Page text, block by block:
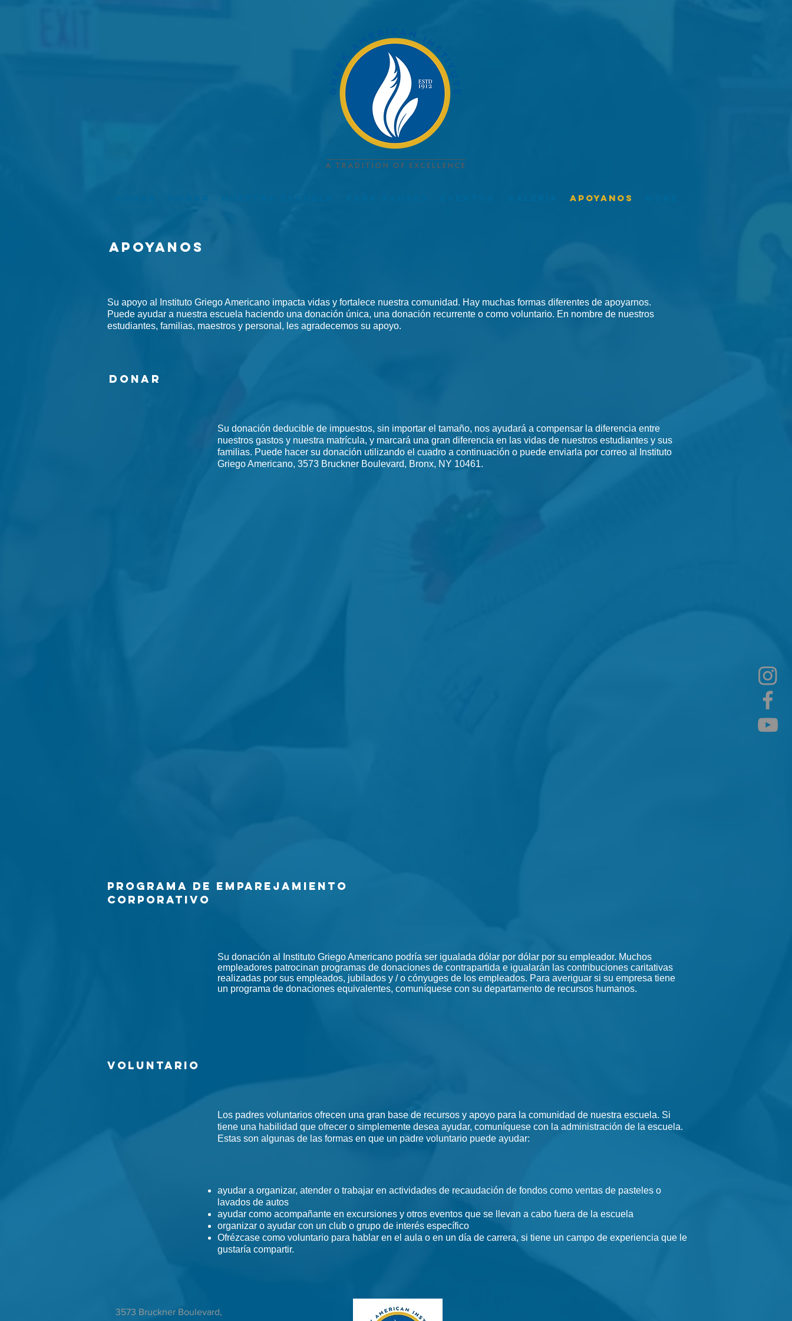
Apoyanos
Apoyanos
Su apoyo al Instituto Griego Americano impacta vidas y fortalece nuestra comunidad. Hay muchas formas diferentes de apoyarnos.
Puede ayudar a nuestra escuela haciendo una donación única, una donación recurrente o como voluntario. En nombre de nuestros
estudiantes, familias, maestros y personal, les agradecemos su apoyo.
Donar
Su donación deducible de impuestos, sin importar el tamaño, nos ayudará a compensar la diferencia entre
nuestros gastos y nuestra matrícula, y marcará una gran diferencia en las vidas de nuestros estudiantes y sus
familias. Puede hacer su donación utilizando el cuadro a continuación o puede enviarla por correo al Instituto
Griego Americano, 3573 Bruckner Boulevard, Bronx, NY 10461.
Programa de emparejamiento
corporativo
Su donación al Instituto Griego Americano podría ser igualada dólar por dólar por su empleador. Muchos
empleadores patrocinan programas de donaciones de contrapartida e igualarán las contribuciones caritativas
realizadas por sus empleados, jubilados y / o cónyuges de los empleados. Para averiguar si su empresa tiene
un programa de donaciones equivalentes, comuníquese con su departamento de recursos humanos.
Voluntario
Los padres voluntarios ofrecen una gran base de recursos y apoyo para la comunidad de nuestra escuela. Si
tiene una habilidad que ofrecer o simplemente desea ayudar, comuníquese con la administración de la escuela.
Estas son algunas de las formas en que un padre voluntario puede ayudar:
ayudar a organizar, atender o trabajar en actividades de recaudación de fondos como ventas de pasteles o
lavados de autos
ayudar como acompañante en excursiones y otros eventos que se llevan a cabo fuera de la escuela
organizar o ayudar con un club o grupo de interés específico
Ofrézcase como voluntario para hablar en el aula o en un día de carrera, si tiene un campo de experiencia que le
gustaría compartir.
3573 Bruckner Boulevard,